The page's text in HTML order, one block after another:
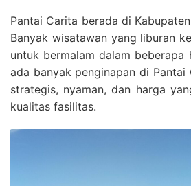
Pantai Carita berada di
Banyak wisatawan yang liburan
untuk bermalam dalam beberapa
ada banyak penginapan di Pantai
strategis, nyaman, dan harga
kualitas fasilitas.